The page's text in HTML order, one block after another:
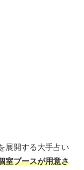
展開する大手占い
室ブースが用意さ